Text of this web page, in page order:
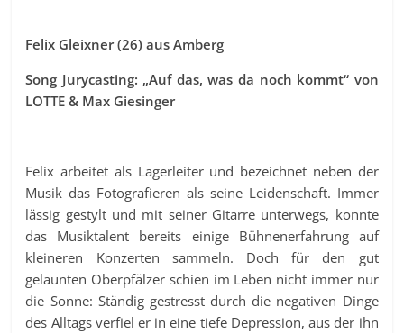
Felix Gleixner (26) aus Amberg
Song Jurycasting: „Auf das, was da noch kommt“ von
LOTTE & Max Giesinger
Felix arbeitet als Lagerleiter und bezeichnet neben der
Musik das Fotografieren als seine Leidenschaft. Immer
lässig gestylt und mit seiner Gitarre unterwegs, konnte
das Musiktalent bereits einige Bühnenerfahrung auf
kleineren Konzerten sammeln. Doch für den gut
gelaunten Oberpfälzer schien im Leben nicht immer nur
die Sonne: Ständig gestresst durch die negativen Dinge
des Alltags verfiel er in eine tiefe Depression, aus der ihn